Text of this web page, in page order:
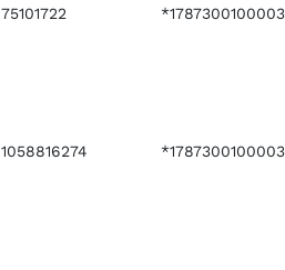
75101722
1058816274